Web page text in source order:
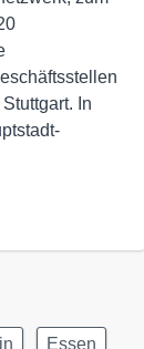
In
Essen